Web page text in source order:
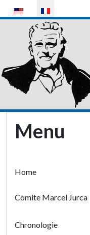
Sélectionnez votre langue
Menu
Home
Comite Marcel Jurca
Chronologie